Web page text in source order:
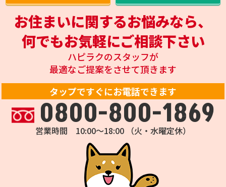
お住まいに関するお悩みなら、
何でもお気軽にご相談下さい
ハピラクのスタッフが
最適なご提案をさせて頂きます
タップですぐにお電話できます
0800-800-1869
営業時間 10:00～18:00 （火・水曜定休）